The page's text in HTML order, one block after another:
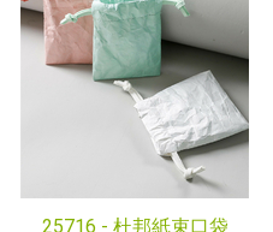
25716 - 杜邦紙束口袋